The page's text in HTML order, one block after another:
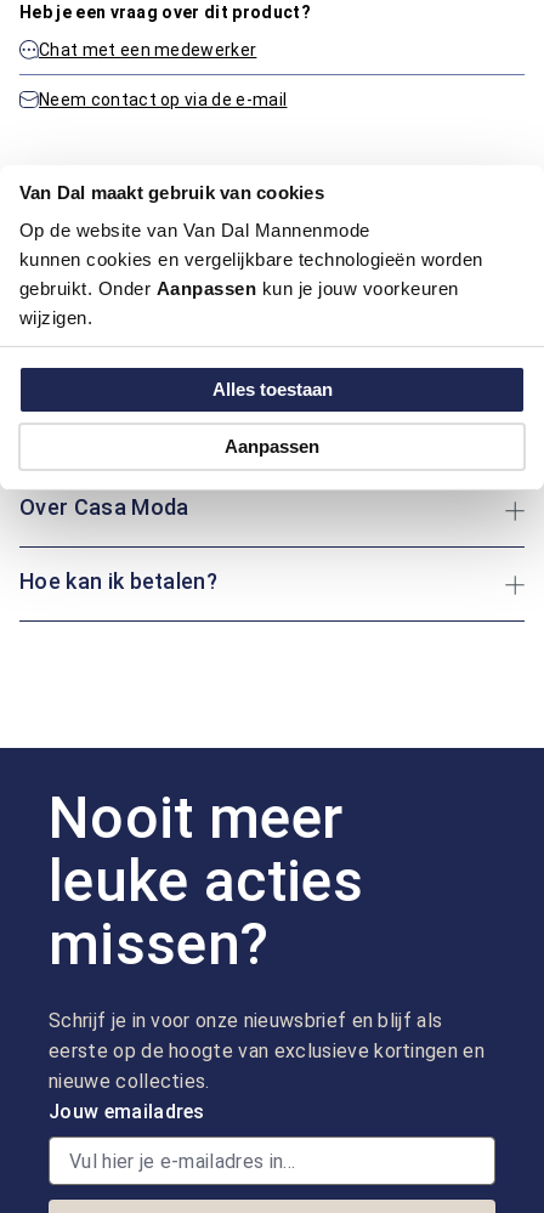
Van Dal maakt gebruik van cookies
Op de website van Van Dal Mannenmode
kunnen cookies en vergelijkbare technologieën worden
gebruikt. Onder Aanpassen kun je jouw voorkeuren
wijzigen.
Alles toestaan
Aanpassen
Heb je een vraag over dit product?
Chat met een medewerker
Neem contact op via de e-mail
Productinformatie
Artikelnummer
1016283-81
Kleur:
Donker Geel - Oker, Geel
Materiaal:
Motief:
All over motief
Maatinformatie
Over Casa Moda
Hoe kan ik betalen?
Nooit meer
leuke acties
missen?
Schrijf je in voor onze nieuwsbrief en blijf als
eerste op de hoogte van exclusieve kortingen en
nieuwe collecties.
Jouw emailadres